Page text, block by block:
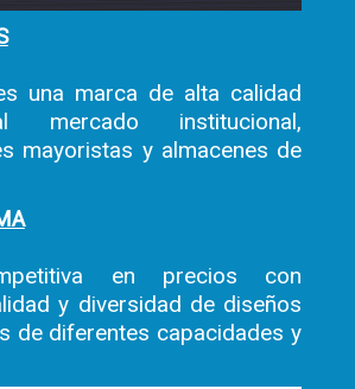
una marca de alta calidad
mercado institucional,
mayoristas y almacenes de
en precios con
y diversidad de diseños
de diferentes capacidades y